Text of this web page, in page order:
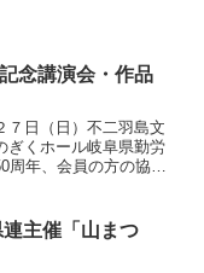
念講演会・作品
７日（日）不二羽島文
ぎくホール岐阜県勤労
周年、会員の方の協力
は、皆さんが気に掛
果を紹...
主催「山まつ